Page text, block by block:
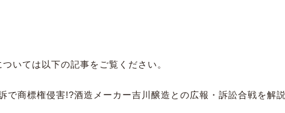
いては以下の記事をご覧ください。
で商標権侵害!?酒造メーカー吉川醸造との広報・訴訟合戦を解説